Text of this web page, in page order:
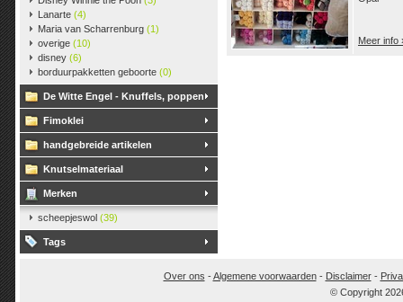
Lanarte (4)
Maria van Scharrenburg (1)
overige (10)
disney (6)
borduurpakketten geboorte (0)
De Witte Engel - Knuffels, poppen
Fimoklei
handgebreide artikelen
Knutselmateriaal
Merken
scheepjeswol (39)
Tags
Meer info
Over ons -Algemene voorwaarden- Disclaimer-
© Copyright